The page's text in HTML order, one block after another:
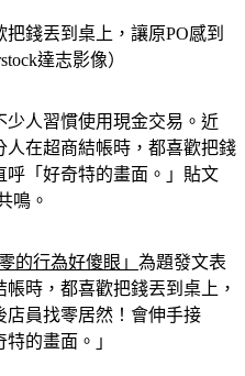
錢丟到桌上，讓原PO感到
達志影像）
少人習慣使用現金交易。近
人在超商結帳時，都喜歡把錢
呼「好奇特的畫面。」貼文
鳴。
的行為好傻眼」 為題發文表
時，都喜歡把錢丟到桌上，
店員找零居然！會伸手接
的畫面。」